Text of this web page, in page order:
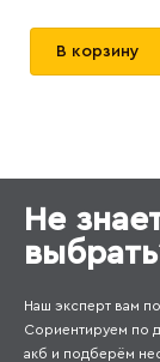
В корзину
Не
Наш эксперт вам
Сориентируем по
акб и подберём